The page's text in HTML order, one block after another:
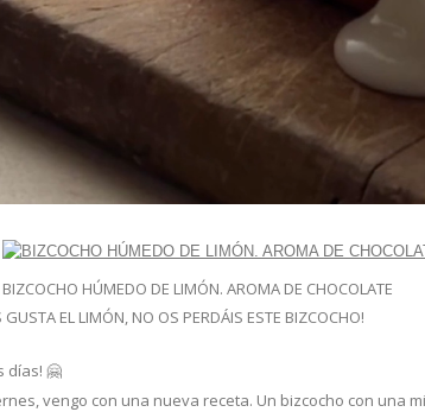
BIZCOCHO HÚMEDO DE LIMÓN. AROMA DE CHOCOLATE
EL LIMÓN, NO OS PERDÁIS ESTE BIZCOCHO!
días! 🤗
vengo con una nueva receta. Un bizcocho con una